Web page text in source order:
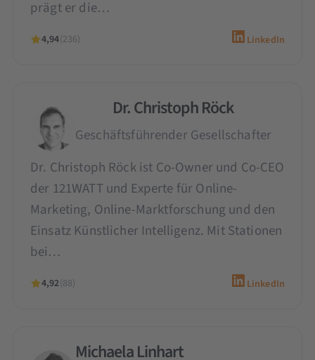
prägt er die…
4,94(236) LinkedIn
Dr. Christoph Röck
Geschäftsführender Gesellschafter
Dr. Christoph Röck ist Co-Owner und Co-CEO
der 121WATT und Experte für Online-
Marketing, Online-Marktforschung und den
Einsatz Künstlicher Intelligenz. Mit Stationen
bei…
4,92(88) LinkedIn
Michaela Linhart